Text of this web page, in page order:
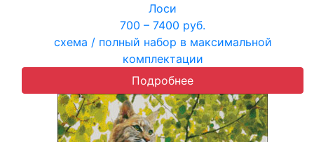
Лоси
700 – 7400 руб.
схема / полный набор в максимальной
комплектации
Подробнее